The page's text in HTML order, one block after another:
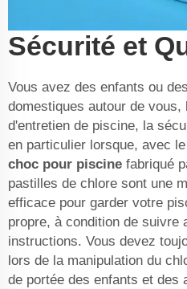
Sécurité et
Vous avez des enfants ou
domestiques autour de vous,
d'entretien de piscine, la
en particulier lorsque, avec le
choc pour piscine fabriqué
pastilles de chlore sont une
efficace pour garder votre
propre, à condition de suivre
instructions. Vous devez
lors de la manipulation du
de portée des enfants et des